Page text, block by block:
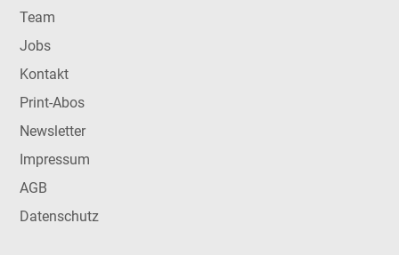
Team
Jobs
Kontakt
Print-Abos
Newsletter
Impressum
AGB
Datenschutz